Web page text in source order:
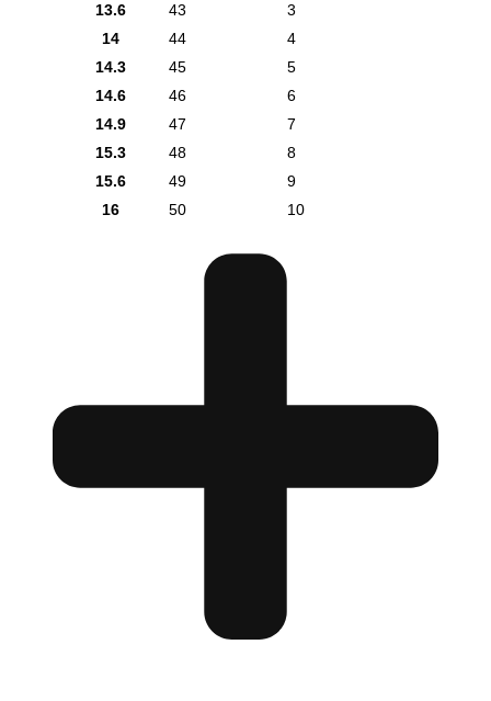
13.6
43
3
14
44
4
14.3
45
5
14.6
46
6
14.9
47
7
15.3
48
8
15.6
49
9
16
50 10